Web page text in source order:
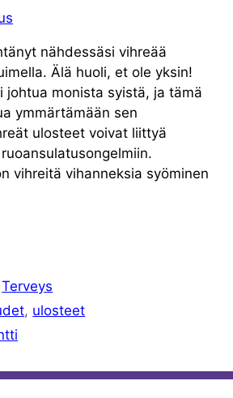
nähdessäsi vihreää
Älä huoli, et ole yksin!
johtua monista syistä, ja tämä
ymmärtämään sen
ulosteet voivat liittyä
vihreitä vihanneksia syöminen
Terveys
, ulosteet